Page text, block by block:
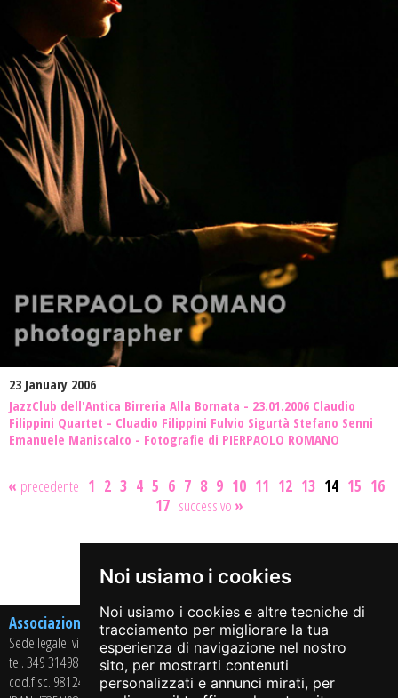
Noi usiamo i cookies
Noi usiamo i cookies e altre tecniche di
tracciamento per migliorare la tua
esperienza di navigazione nel nostro
sito, per mostrarti contenuti
personalizzati e annunci mirati, per
23 January 2006
JazzClub dell'Antica Birreria Alla Bornata - 23.01.2006 Claudio
Filippini Quartet - Cluadio Filippini Fulvio Sigurtà Stefano Senni
Emanuele Maniscalco - Fotografie di PIERPAOLO ROMANO
« precedente 1 2 3 4 5 6 7 8 9 10 11 12 13 14 15 16
17 successivo »
Share on:
Associazione Culturale Arci Jazz On The Road APS
Sede legale: via Casaglio, 13 – 25064 GUSSAGO (BS)
tel. 349 3149864
cod.fisc. 98124350178 - P.iva 02715430985